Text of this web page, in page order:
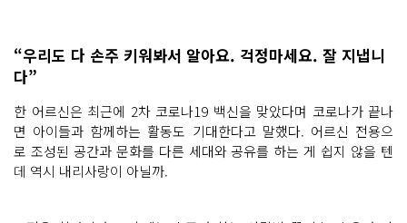
“우리도 다 손주 키워봐서 알아요. 걱정마세요. 잘 지냅니
다”
한 어르신은 최근에 2차 코로나19 백신을 맞았다며 코로나가 끝나
면 아이들과 함께하는 활동도 기대한다고 말했다. 어르신 전용으
로 조성된 공간과 문화를 다른 세대와 공유를 하는 게 쉽지 않을 텐
데 역시 내리사랑이 아닐까.